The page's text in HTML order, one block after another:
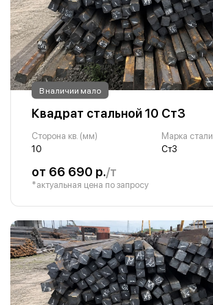
В наличии мало
Квадрат стальной 10 Ст3
Сторона кв. (мм)
10
Марка стали
Ст3
от 66 690 р./т
*актуальная цена по запросу